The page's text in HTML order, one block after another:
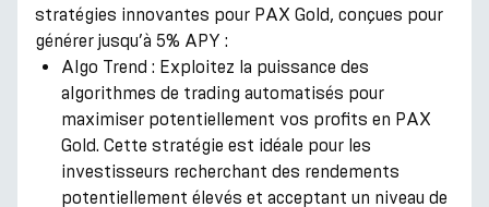
stratégies innovantes pour PAX Gold, conçues pour
générer jusqu’à 5% APY :
Algo Trend : Exploitez la puissance des
algorithmes de trading automatisés pour
maximiser potentiellement vos profits en PAX
Gold. Cette stratégie est idéale pour les
investisseurs recherchant des rendements
potentiellement élevés et acceptant un niveau de